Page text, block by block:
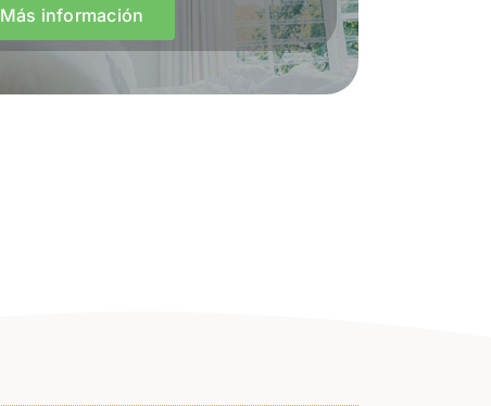
Más información